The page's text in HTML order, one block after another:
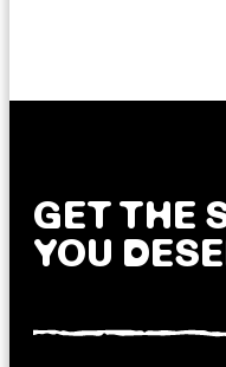
GET THE
YOU